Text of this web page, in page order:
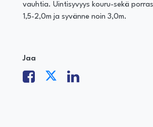
vauhtia. Uintisyvyys kouru-sekä
1,5-2,0m ja syvänne noin 3,0m.
Jaa